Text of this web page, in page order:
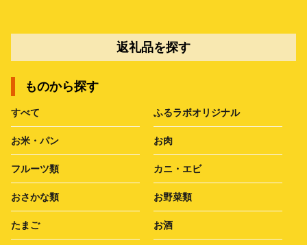
返礼品を探す
ものから探す
すべて ふるラボオリジナル
お米・パン お肉
フルーツ類 カニ・エビ
おさかな類 お野菜類
たまご お酒